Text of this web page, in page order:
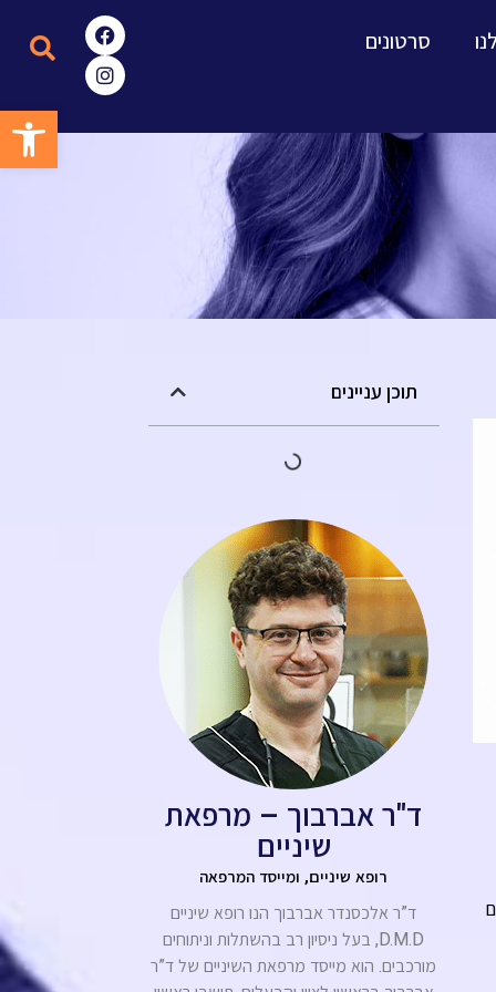
סרטונים
תוכן עניינים
ד"ר אברבוך – מרפאת
שיניים
רופא שיניים, ומייסד המרפאה
ד”ר אלכסנדר אברבוך הנו רופא שיניים
D.M.D, בעל ניסיון רב בהשתלות וניתוחים
מורכבים. הוא מייסד מרפאת השיניים של ד”ר
פתח